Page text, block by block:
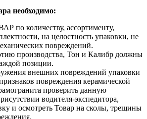
необходимо:
по количеству, ассортименту,
на целостность упаковки, не
повреждений.
производства, Тон и Калибр должны
позиции.
внешних повреждений упаковки
повреждения керамической
проверить данную
водителя-экспедитора,
и осмотреть Товар на сколы, трещины